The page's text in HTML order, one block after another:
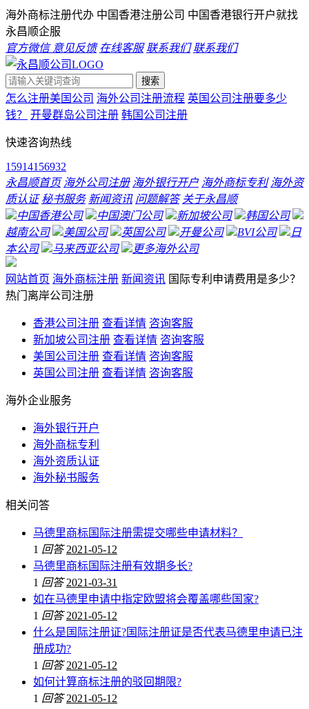
海外商标注册代办 中国香港注册公司 中国香港银行开户就找
永昌顺企服
官方微信 意见反馈 在线客服 联系我们 联系我们
搜索
怎么注册美国公司 海外公司注册流程 英国公司注册要多少
钱？
开曼群岛公司注册 韩国公司注册
快速咨询热线
15914156932
永昌顺首页 海外公司注册 海外银行开户 海外商标专利 海外资
质认证 秘书服务 新闻资讯 问题解答 关于永昌顺
中国香港公司
中国澳门公司 新加坡公司
韩国公司
越南公司
美国公司 英国公司 开曼公司 BVI公司
日
本公司
马来西亚公司 更多海外公司
网站首页 海外商标注册 新闻资讯 国际专利申请费用是多少？
热门离岸公司注册
香港公司注册 查看详情 咨询客服
新加坡公司注册 查看详情 咨询客服
美国公司注册 查看详情 咨询客服
英国公司注册 查看详情 咨询客服
海外企业服务
海外银行开户
海外商标专利
海外资质认证
海外秘书服务
相关问答
马德里商标国际注册需提交哪些申请材料？
1 回答 2021-05-12
马德里商标国际注册有效期多长?
1 回答 2021-03-31
如在马德里申请中指定欧盟将会覆盖哪些国家?
1 回答 2021-05-12
什么是国际注册证?国际注册证是否代表马德里申请已注
册成功?
1 回答 2021-05-12
如何计算商标注册的驳回期限?
1 回答 2021-05-12